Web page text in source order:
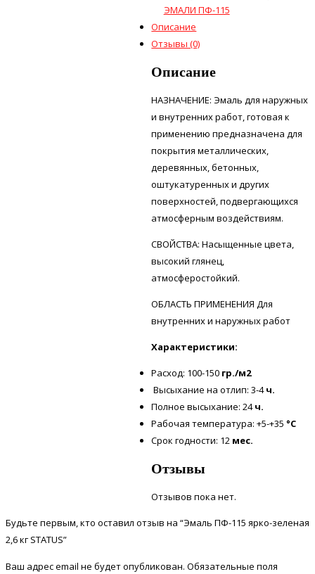
ЭМАЛИ ПФ-115
Описание
Отзывы (0)
Описание
НАЗНАЧЕНИЕ: Эмаль для наружных
и внутренних работ, готовая к
применению предназначена для
покрытия металлических,
деревянных, бетонных,
оштукатуренных и других
поверхностей, подвергающихся
атмосферным воздействиям.
СВОЙСТВА: Насыщенные цвета,
высокий глянец,
атмосферостойкий.
ОБЛАСТЬ ПРИМЕНЕНИЯ Для
внутренних и наружных работ
Характеристики:
Расход: 100-150 гр./м2
Высыхание на отлип: 3-4ч.
Полное высыхание: 24ч.
Рабочая температура: +5-+35°С
Срок годности: 12 мес.
Отзывы
Отзывов пока нет.
Будьте первым, кто оставил отзыв на “Эмаль ПФ-115 ярко-зеленая
2,6 кг STATUS”
Ваш адрес email не будет опубликован. Обязательные поля